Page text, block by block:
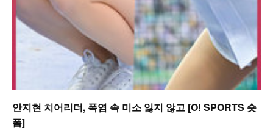
안지현 치어리더, 폭염 속 미소 잃지 않고 [O! SPORTS 숏
폼]